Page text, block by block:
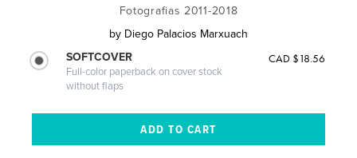
Fotografias 2011-2018
by Diego Palacios Marxuach
SOFTCOVER
Full-color paperback on cover stock
without flaps
CAD $18.56